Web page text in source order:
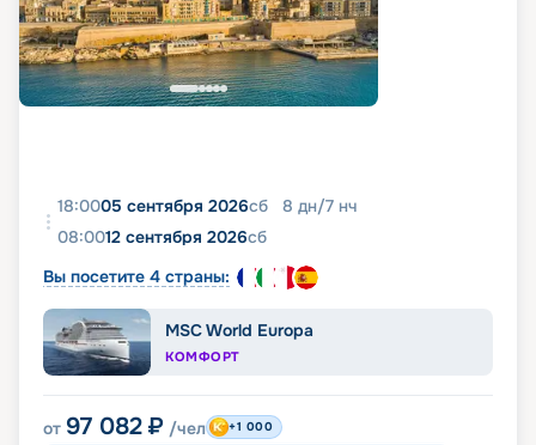
18:0005 сентября 2026сб 8 дн/7 нч
08:0012 сентября 2026сб
Вы посетите 4 страны:
MSC World Europa
КОМФОРТ
от 97 082 ₽ /чел +1 000